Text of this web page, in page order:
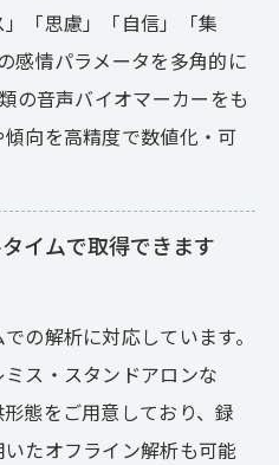
」「思慮」「自信」「集
感情パラメータを多角的に
の音声バイオマーカーをも
向を高精度で数値化・可
イムで取得できます
の解析に対応しています。
ス・スタンドアロンな
態をご用意しており、録
たオフライン解析も可能